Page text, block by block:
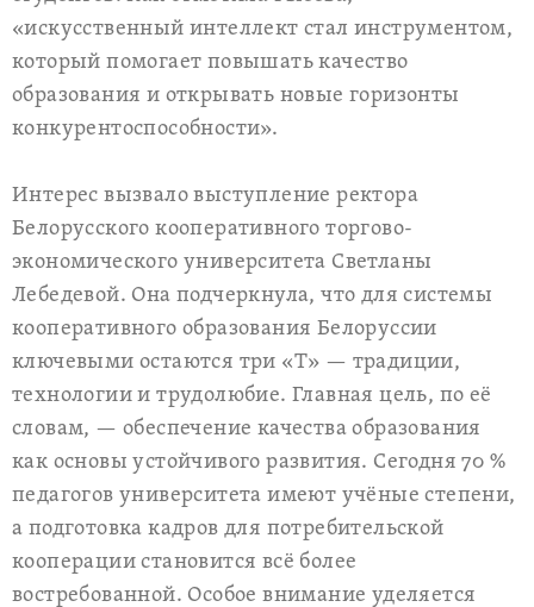
«искусственный интеллект стал инструментом,
который помогает повышать качество
образования и открывать новые горизонты
конкурентоспособности».
Интерес вызвало выступление ректора
Белорусского кооперативного торгово-
экономического университета Светланы
Лебедевой. Она подчеркнула, что для системы
кооперативного образования Белоруссии
ключевыми остаются три «Т» — традиции,
технологии и трудолюбие. Главная цель, по её
словам, — обеспечение качества образования
как основы устойчивого развития. Сегодня 70 %
педагогов университета имеют учёные степени,
а подготовка кадров для потребительской
кооперации становится всё более
востребованной. Особое внимание уделяется